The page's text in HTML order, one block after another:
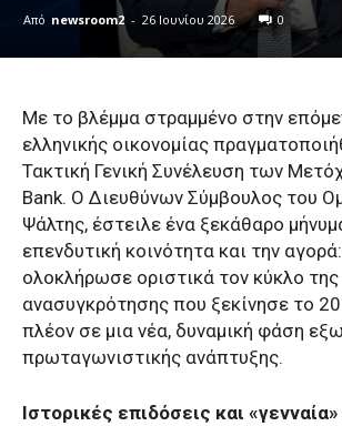
Από newsroom2 - 26 Ιουνίου 2026 0
Με το βλέμμα στραμμένο στην
ελληνικής οικονομίας
Τακτική Γενική Συνέλευση των
Bank. Ο Διευθύνων Σύμβουλος του
Ψάλτης, έστειλε ένα ξεκάθαρο
επενδυτική κοινότητα και την
ολοκλήρωσε οριστικά τον κύκλο της
ανασυγκρότησης που ξεκίνησε το
πλέον σε μια νέα, δυναμική φάση
πρωταγωνιστικής ανάπτυξης.
Ιστορικές επιδόσεις και